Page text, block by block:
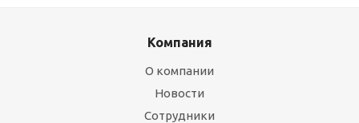
Компания
О компании
Новости
Сотрудники